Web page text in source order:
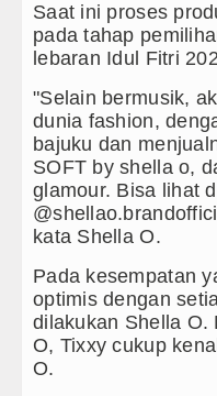
Saat ini proses
pada tahap
lebaran Idul Fitri
"Selain bermusik,
dunia fashion,
bajuku dan
SOFT by shella o,
glamour. Bisa lihat
kata Shella O.
Pada kesempatan
optimis dengan
dilakukan Shella O.
O, Tixxy cukup
O.